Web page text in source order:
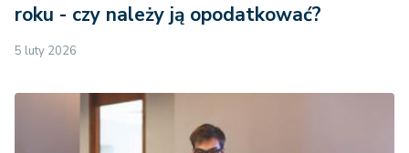
roku - czy należy ją opodatkować?
5 luty 2026